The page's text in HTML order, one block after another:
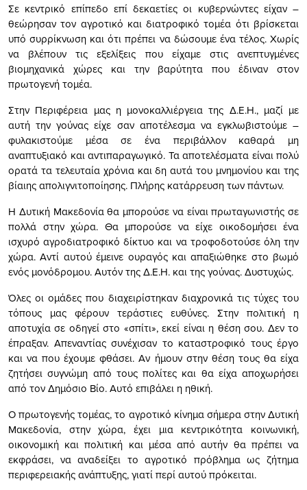
Σε κεντρικό επίπεδο επί δεκαετίες οι κυβερνώντες είχαν –
θεώρησαν τον αγροτικό και διατροφικό τομέα ότι βρίσκεται
υπό συρρίκνωση και ότι πρέπει να δώσουμε ένα τέλος. Χωρίς
να βλέπουν τις εξελίξεις που είχαμε στις ανεπτυγμένες
βιομηχανικά χώρες και την βαρύτητα που έδιναν στον
πρωτογενή τομέα.
Στην Περιφέρεια μας η μονοκαλλιέργεια της Δ.Ε.Η., μαζί με
αυτή την γούνας είχε σαν αποτέλεσμα να εγκλωβιστούμε –
φυλακιστούμε μέσα σε ένα περιβάλλον καθαρά μη
αναπτυξιακό και αντιπαραγωγικό. Τα αποτελέσματα είναι πολύ
ορατά τα τελευταία χρόνια και δη αυτά του μνημονίου και της
βίαιης απολιγνιτοποίησης. Πλήρης κατάρρευση των πάντων.
Η Δυτική Μακεδονία θα μπορούσε να είναι πρωταγωνιστής σε
πολλά στην χώρα. Θα μπορούσε να είχε οικοδομήσει ένα
ισχυρό αγροδιατροφικό δίκτυο και να τροφοδοτούσε όλη την
χώρα. Αντί αυτού έμεινε ουραγός και απαξιώθηκε στο βωμό
ενός μονόδρομου. Αυτόν της Δ.Ε.Η. και της γούνας. Δυστυχώς.
Όλες οι ομάδες που διαχειρίστηκαν διαχρονικά τις τύχες του
τόπους μας φέρουν τεράστιες ευθύνες. Στην πολιτική η
αποτυχία σε οδηγεί στο «σπίτι», εκεί είναι η θέση σου. Δεν το
έπραξαν. Απεναντίας συνέχισαν το καταστροφικό τους έργο
και να που έχουμε φθάσει. Αν ήμουν στην θέση τους θα είχα
ζητήσει συγνώμη από τους πολίτες και θα είχα αποχωρήσει
από τον Δημόσιο Βίο. Αυτό επιβάλει η ηθική.
Ο πρωτογενής τομέας, το αγροτικό κίνημα σήμερα στην Δυτική
Μακεδονία, στην χώρα, έχει μια κεντρικότητα κοινωνική,
οικονομική και πολιτική και μέσα από αυτήν θα πρέπει να
εκφράσει, να αναδείξει το αγροτικό πρόβλημα ως ζήτημα
περιφερειακής ανάπτυξης, γιατί περί αυτού πρόκειται.